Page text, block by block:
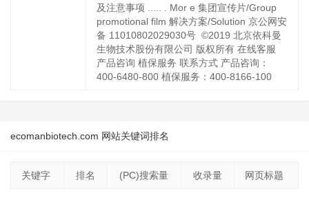
及注意事项 ..... . Mor ‍e 集团宣传片/Group
promotional film 解决方案/Solution 京公网安
备 11010802029030号 ‍ ©2019 北京依科曼
生物技术股份有限公司 版权所有 在线客服
产品咨询 植保服务 联系方式 产品咨询：
400-6480-800 植保服务：400-8166-100
ecomanbiotech.com 网站关键词排名
关键字 排名 (PC)搜索量 收录量 网页标题